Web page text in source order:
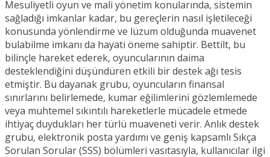
Mesuliyetli oyun ve mali yönetim konularında, sistemin
sağladığı imkanlar kadar, bu gereçlerin nasıl işletileceği
konusunda yönlendirme ve lüzum olduğunda muavenet
bulabilme imkanı da hayati öneme sahiptir. Bettilt, bu
bilinçle hareket ederek, oyuncularının daima
desteklendiğini düşündüren etkili bir destek ağı tesis
etmiştir. Bu dayanak grubu, oyuncuların finansal
sınırlarını belirlemede, kumar eğilimlerini gözlemlemede
veya muhtemel sıkıntılı hareketlerle mücadele etmede
ihtiyaç duydukları her türlü muaveneti verir. Anlık destek
grubu, elektronik posta yardımı ve geniş kapsamlı Sıkça
Sorulan Sorular (SSS) bölümleri vasıtasıyla, kullanıcılar ilgi